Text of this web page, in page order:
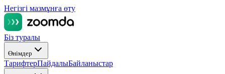
Негізгі мазмұнға өту
Біз туралы
Өнімдер
ТарифтерПайдалыБайланыстар